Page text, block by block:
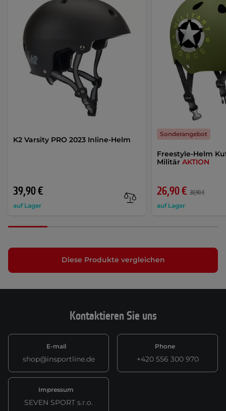
K2 Varsity PRO 2023 Inline-Helm
39,90 €
auf Lager
Freestyle-Helm
MilitärAKTION
26,90 € 30,90 €
auf Lager
Sonderangebot
Diese Produkte vergleichen
Kontaktieren Sie uns
E-mail
shop@insportline.de
Phone
+420 556 300 970
Impressum
SEVEN SPORT s.r.o.